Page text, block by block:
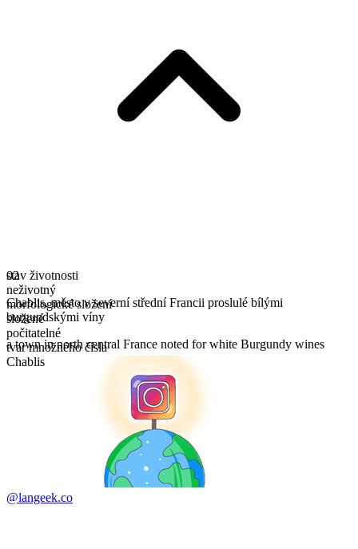
stav životnosti
neživotný
morfologické složení
složené
počitatelné
tvar množného čísla
Chablis
02
Chablis,město v severní střední Francii proslulé bílými
burgundskými víny
a town in north central France noted for white Burgundy wines
@langeek.co